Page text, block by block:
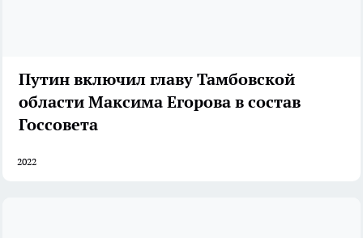
Путин включил главу Тамбовской
области Максима Егорова в состав
Госсовета
2022